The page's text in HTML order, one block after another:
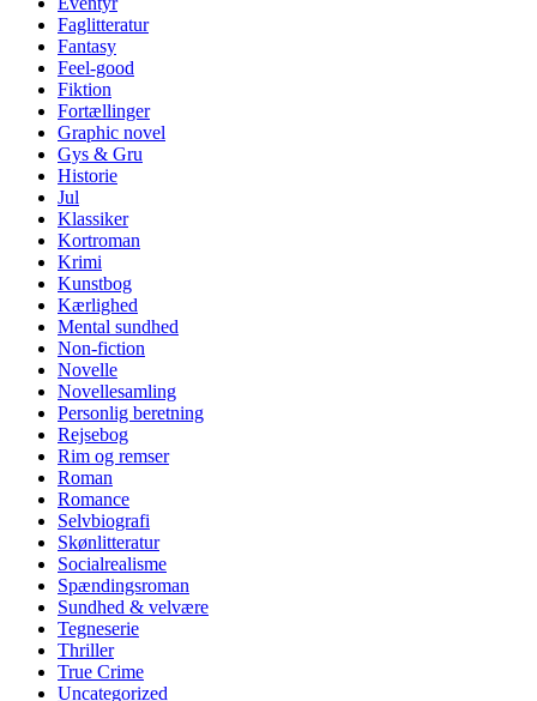
Faglitteratur
Fantasy
Feel-good
Fiktion
Fortællinger
Graphic novel
Gys & Gru
Historie
Jul
Klassiker
Kortroman
Krimi
Kunstbog
Kærlighed
Mental sundhed
Non-fiction
Novelle
Novellesamling
Personlig beretning
Rejsebog
Rim og remser
Roman
Romance
Selvbiografi
Skønlitteratur
Socialrealisme
Spændingsroman
Sundhed & velvære
Tegneserie
Thriller
True Crime
Uncategorized